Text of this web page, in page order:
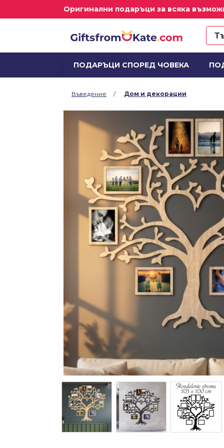
Оригинални подаръци за всяка
ПОДАРЪЦИ СПОРЕД ЧОВЕКА
ДОМ И ДЕКОРАЦИИ
Въведение Дом и декорации